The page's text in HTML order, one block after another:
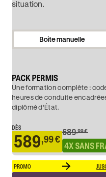
situation.
Boite manuelle
PACK PERMIS
Une formation complète :
heures de conduite
diplômé d’État.
DÈS
589,99 €
689,99 €
4X SANS
PROMO